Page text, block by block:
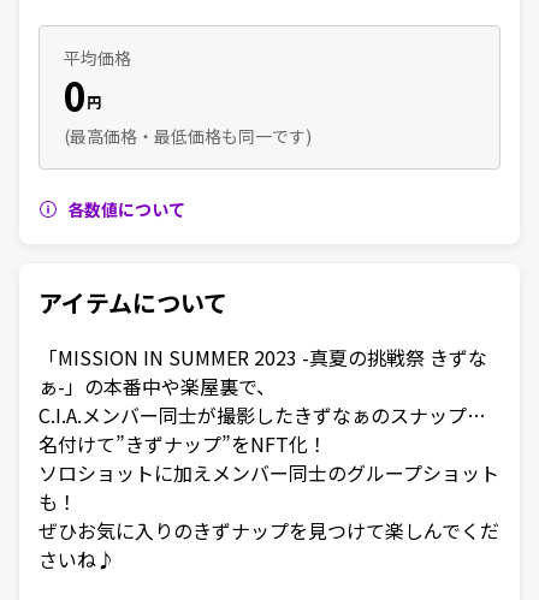
平均価格
0円
(最高価格・最低価格も同一です)
各数値について
アイテムについて
「MISSION IN SUMMER 2023 -真夏の挑戦祭 きずな
ぁ-」の本番中や楽屋裏で、
C.I.A.メンバー同士が撮影したきずなぁのスナップ…
名付けて”きずナップ”をNFT化！
ソロショットに加えメンバー同士のグループショット
も！
ぜひお気に入りのきずナップを見つけて楽しんでくだ
さいね♪